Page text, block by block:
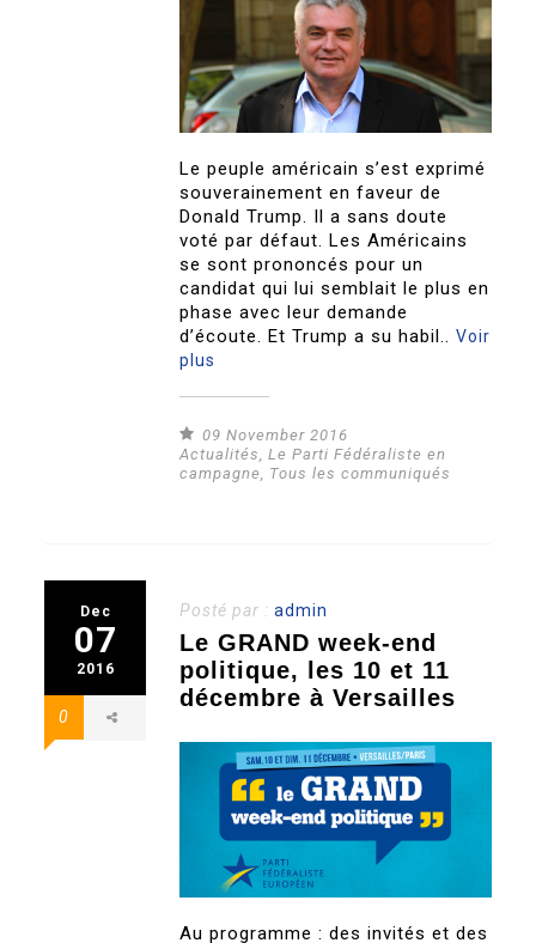
Le peuple américain s’est exprimé
souverainement en faveur de
Donald Trump. Il a sans doute
voté par défaut. Les Américains
se sont prononcés pour un
candidat qui lui semblait le plus en
phase avec leur demande
d’écoute. Et Trump a su habil..Voir
plus
09 November 2016
Actualités ,Le Parti Fédéraliste en
campagne
Tous les communiqués
Dec
07
2016
0
Posté par :admin
Le GRAND week-end
politique, les 10 et 11
décembre à Versailles
Au programme : des invités et des